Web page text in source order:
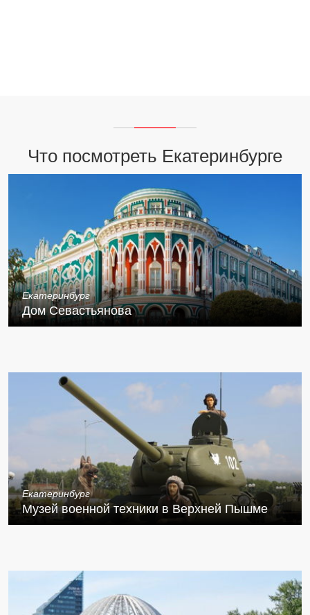
Что посмотреть Екатеринбурге
Екатеринбург
Дом Севастьянова
Екатеринбург
Музей военной техники в Верхней Пышме